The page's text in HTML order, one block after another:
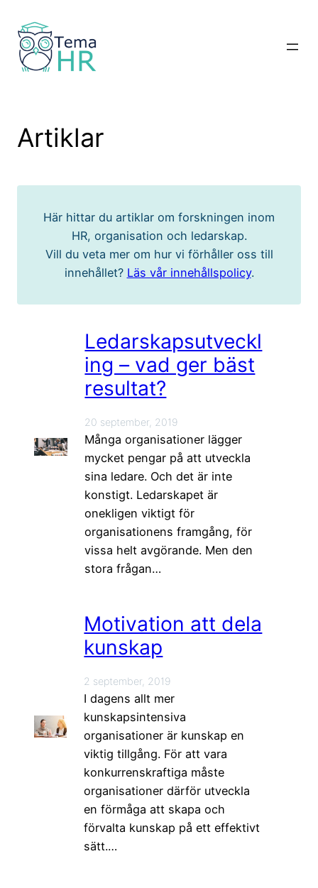
innehåll
Artiklar
Här hittar du artiklar om forskningen inom
HR, organisation och ledarskap.
Vill du veta mer om hur vi förhåller oss till
innehållet? Läs vår innehållspolicy.
Ledarskapsutveckl
ing – vad ger bäst
resultat?
20 september, 2019
Många organisationer lägger
mycket pengar på att utveckla
sina ledare. Och det är inte
konstigt. Ledarskapet är
onekligen viktigt för
organisationens framgång, för
vissa helt avgörande. Men den
stora frågan…
Motivation att dela
kunskap
2 september, 2019
I dagens allt mer
kunskapsintensiva
organisationer är kunskap en
viktig tillgång. För att vara
konkurrenskraftiga måste
organisationer därför utveckla
en förmåga att skapa och
förvalta kunskap på ett effektivt
sätt.…